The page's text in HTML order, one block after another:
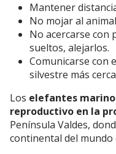
Mantener
No mojar al
No acercarse con
sueltos, alejarlos.
Comunicarse con
silvestre más
Los elefantes
reproductivo en la
Península Valdes,
continental del mundo